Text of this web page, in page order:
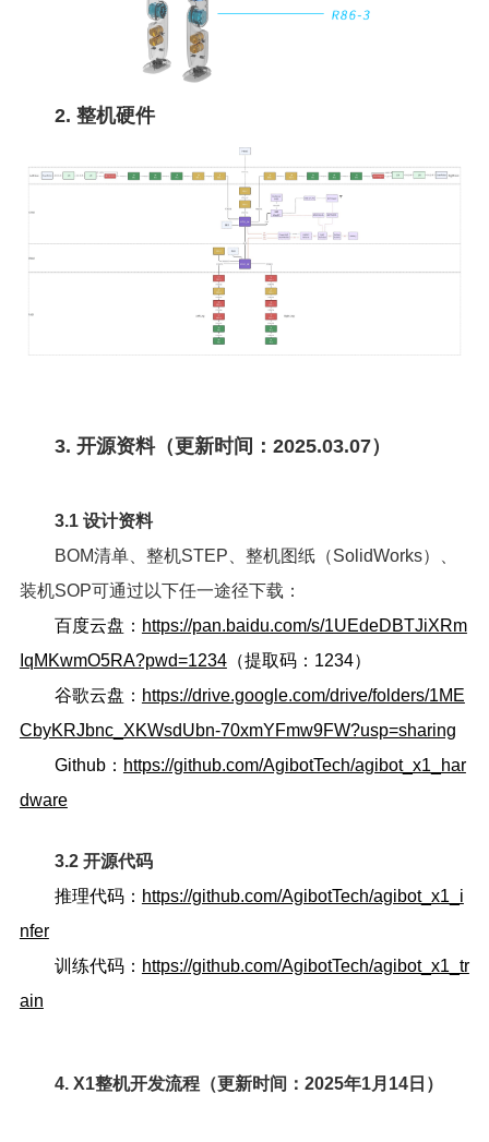
2. 整机硬件
3. 开源资料（更新时间：2025.03.07）
3.1 设计资料
BOM清单、整机STEP、整机图纸（SolidWorks）、
装机SOP可通过以下任一途径下载：
百度云盘： https://pan.baidu.com/s/1UEdeDBTJiXRm
IqMKwmO5RA?pwd=1234（提取码：1234）
谷歌云盘： https://drive.google.com/drive/folders/1ME
CbyKRJbnc_XKWsdUbn-70xmYFmw9FW?usp=sharing
Github： https://github.com/AgibotTech/agibot_x1_har
dware
3.2 开源代码
推理代码： https://github.com/AgibotTech/agibot_x1_i
nfer
训练代码： https://github.com/AgibotTech/agibot_x1_tr
ain
4. X1整机开发流程（更新时间：2025年1月14日）